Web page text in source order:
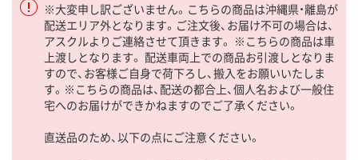
※大変申し訳ございません。こちらの商品は沖縄県・離島が
配送エリア外となります。ご注文後、お届け不可の場合は、
アスクルよりご連絡させて頂きます。 ※こちらの商品は車
上渡しとなります。 配送車両上での商品お引渡しとなりま
すので、お客様ご自身で荷下ろし、搬入をお願いいたしま
す。※こちらの商品は、配送の都合上、個人名および一般住
宅へのお届けができかねますのでご了承ください。
直送品のため、以下の点にご注意ください。